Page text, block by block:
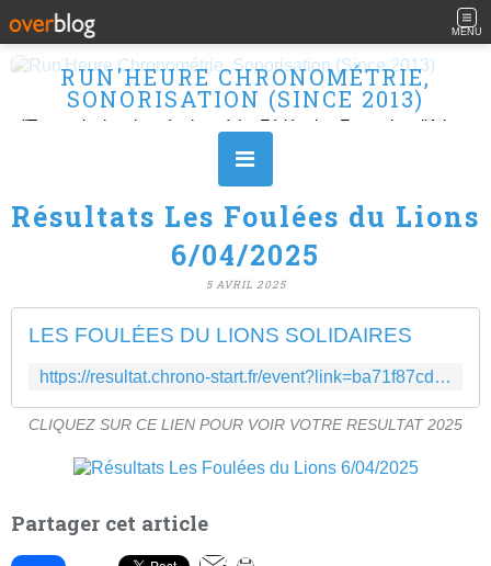
MENU
RUN'HEURE CHRONOMÉTRIE,
SONORISATION (SINCE 2013)
Résultats Les Foulées du Lions
6/04/2025
5 AVRIL 2025
LES FOULÉES DU LIONS SOLIDAIRES
https://resultat.chrono-start.fr/event?link=ba71f87cdc30b8dfd2a34deef71767a7
CLIQUEZ SUR CE LIEN POUR VOIR VOTRE RESULTAT 2025
Partager cet article